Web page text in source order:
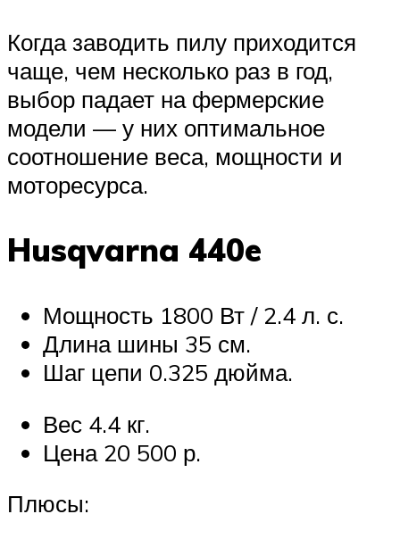
Когда заводить пилу приходится
чаще, чем несколько раз в год,
выбор падает на фермерские
модели — у них оптимальное
соотношение веса, мощности и
моторесурса.
Husqvarna 440e
Мощность 1800 Вт / 2.4 л. с.
Длина шины 35 см.
Шаг цепи 0.325 дюйма.
Вес 4.4 кг.
Цена 20 500 р.
Плюсы: